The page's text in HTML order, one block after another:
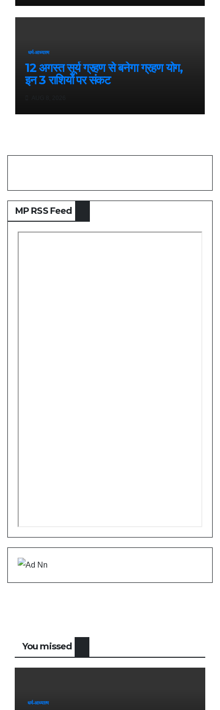
धर्म-आध्यात्म
12 अगस्त सूर्य ग्रहण से बनेगा ग्रहण योग,
इन 3 राशियों पर संकट
MP RSS Feed
You missed
धर्म-आध्यात्म